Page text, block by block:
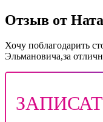
Отзыв от
Хочу поблагодарить
Эльмановича,за